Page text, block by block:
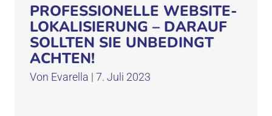
PROFESSIONELLE WEBSITE-
LOKALISIERUNG – DARAUF
SOLLTEN SIE UNBEDINGT
ACHTEN!
Von Evarella | 7. Juli 2023